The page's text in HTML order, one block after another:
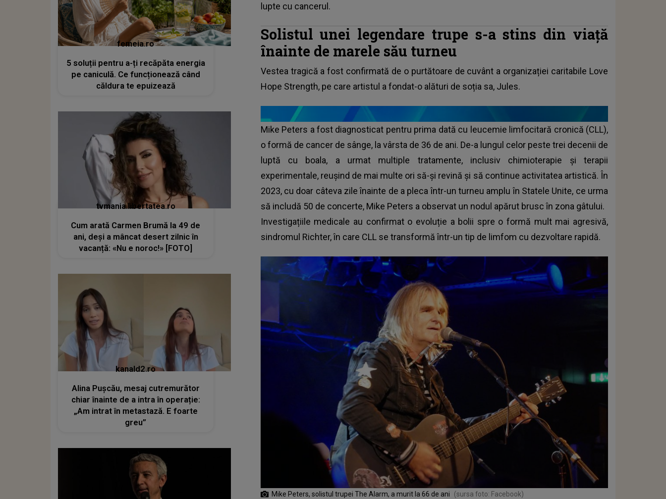
lupte cu cancerul.
Solistul unei legendare trupe s-a stins din viață
înainte de marele său turneu
Vestea tragică a fost confirmată de o purtătoare de cuvânt a organizației caritabile Love
Hope Strength, pe care artistul a fondat-o alături de soția sa, Jules.
Mike Peters a fost diagnosticat pentru prima dată cu leucemie limfocitară cronică (CLL),
o formă de cancer de sânge, la vârsta de 36 de ani. De-a lungul celor peste trei decenii de
luptă cu boala, a urmat multiple tratamente, inclusiv chimioterapie și terapii
experimentale, reușind de mai multe ori să-și revină și să continue activitatea artistică. În
2023, cu doar câteva zile înainte de a pleca într-un turneu amplu în Statele Unite, ce urma
să includă 50 de concerte, Mike Peters a observat un nodul apărut brusc în zona gâtului.
Investigațiile medicale au confirmat o evoluție a bolii spre o formă mult mai agresivă,
sindromul Richter, în care CLL se transformă într-un tip de limfom cu dezvoltare rapidă.
Mike Peters, solistul trupei The Alarm, a murit la 66 de ani (sursa foto: Facebook)
femeia.ro
5 soluții pentru a-ți recăpăta energia
pe caniculă. Ce funcționează când
căldura te epuizează
tvmania.libertatea.ro
Cum arată Carmen Brumă la 49 de
ani, deși a mâncat desert zilnic în
vacanță: «Nu e noroc!» [FOTO]
kanald2.ro
Alina Pușcău, mesaj cutremurător
chiar înainte de a intra în operație:
„Am intrat în metastază. E foarte
greu”